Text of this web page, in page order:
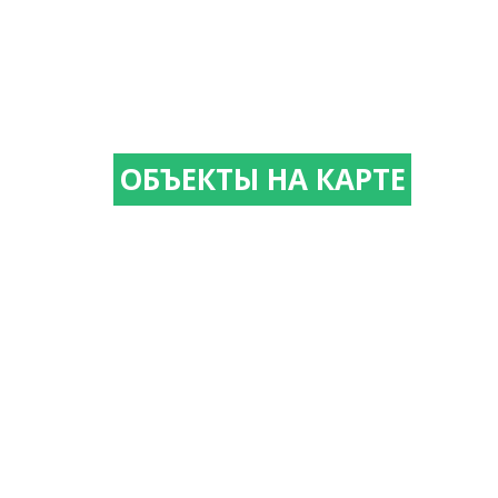
ОБЪЕКТЫ НА КАРТЕ